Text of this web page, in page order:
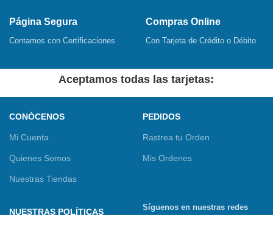
Página Segura
Contamos con Certificaciones
Compras Online
Con Tarjeta de Crédito o Débito
Aceptamos todas las tarjetas:
CONÓCENOS
Mi Cuenta
Quienes Somos
Nuestras Tiendas
PEDIDOS
Rastrea tu Orden
Mis Ordenes
NUESTRAS POLÍTICAS
Síguenos en nuestras redes